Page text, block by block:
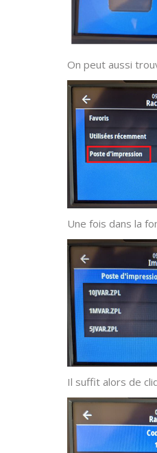
On peut aussi
Une fois dans la
Il suffit alors de